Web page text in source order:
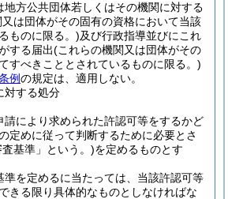
地方公共団体若しくはその機関に対する
は団体がその固有の資格において当該
ものに限る。)及び行政指導並びにこれ
する届出(これらの機関又は団体がその
すべきこととされているものに限る。)
例の規定は、適用しない。
対する処分
請により求められた許認可等をするかど
定めに従って判断するために必要とさ
基準」という。)を定めるものとす
準を定めるに当たっては、当該許認可等
きる限り具体的なものとしなければな